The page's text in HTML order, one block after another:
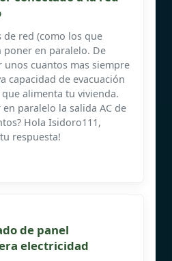
de red (como los que
poner en paralelo. De
unos cuantos mas siempre
capacidad de evacuación
alimenta tu vivienda.
paralelo la salida AC de
Hola Isidoro111,
respuesta!
de panel
electricidad